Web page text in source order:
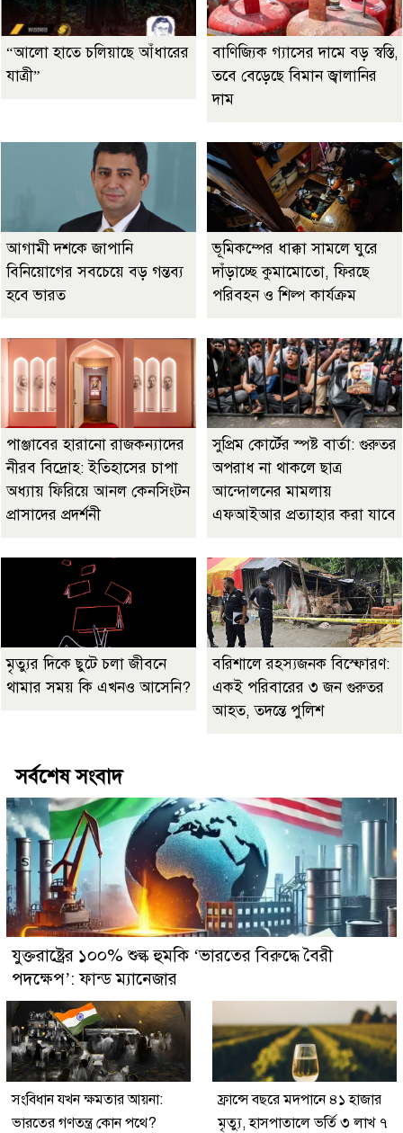
“আলো হাতে চলিয়াছে আঁধারের
যাত্রী”
বাণিজ্যিক গ্যাসের দামে বড় স্বস্তি,
তবে বেড়েছে বিমান জ্বালানির
দাম
আগামী দশকে জাপানি
বিনিয়োগের সবচেয়ে বড় গন্তব্য
হবে ভারত
ভূমিকম্পের ধাক্কা সামলে ঘুরে
দাঁড়াচ্ছে কুমামোতো, ফিরছে
পরিবহন ও শিল্প কার্যক্রম
পাঞ্জাবের হারানো রাজকন্যাদের
নীরব বিদ্রোহ: ইতিহাসের চাপা
অধ্যায় ফিরিয়ে আনল কেনসিংটন
প্রাসাদের প্রদর্শনী
সুপ্রিম কোর্টের স্পষ্ট বার্তা: গুরুতর
অপরাধ না থাকলে ছাত্র
আন্দোলনের মামলায়
এফআইআর প্রত্যাহার করা যাবে
মৃত্যুর দিকে ছুটে চলা জীবনে
থামার সময় কি এখনও আসেনি?
বরিশালে রহস্যজনক বিস্ফোরণ:
একই পরিবারের ৩ জন গুরুতর
আহত, তদন্তে পুলিশ
সর্বশেষ সংবাদ
যুক্তরাষ্ট্রের ১০০% শুল্ক হুমকি ‘ভারতের বিরুদ্ধে বৈরী
পদক্ষেপ’: ফান্ড ম্যানেজার
সংবিধান যখন ক্ষমতার আয়না:
ভারতের গণতন্ত্র কোন পথে?
ফ্রান্সে বছরে মদপানে ৪১ হাজার
মৃত্যু, হাসপাতালে ভর্তি ৩ লাখ ৭